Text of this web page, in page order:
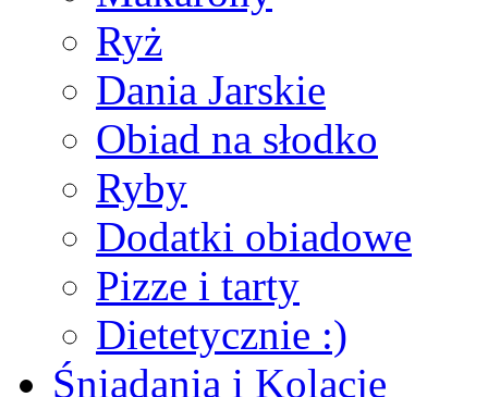
Ryż
Dania Jarskie
Obiad na słodko
Ryby
Dodatki obiadowe
Pizze i tarty
Dietetycznie :)
Śniadania i Kolacje